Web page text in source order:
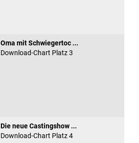
Oma mit Schwiegertoc ...
Download-Chart Platz 3
Die neue Castingshow ...
Download-Chart Platz 4